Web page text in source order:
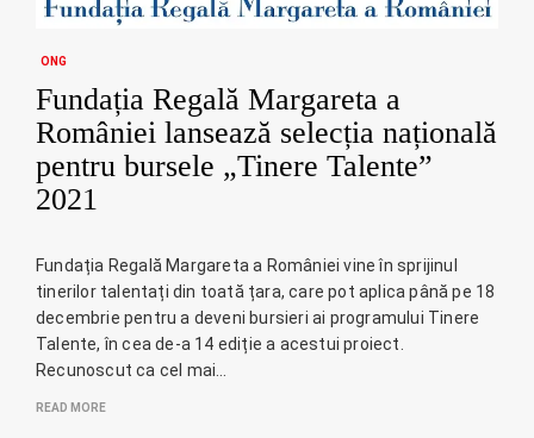
ONG
Fundația Regală Margareta a
României lansează selecția națională
pentru bursele „Tinere Talente”
2021
Fundația Regală Margareta a României vine în sprijinul
tinerilor talentați din toată țara, care pot aplica până pe 18
decembrie pentru a deveni bursieri ai programului Tinere
Talente, în cea de-a 14 ediție a acestui proiect.
Recunoscut ca cel mai…
READ MORE